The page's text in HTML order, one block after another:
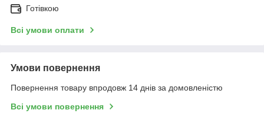
Готівкою
Всі умови оплати
Умови повернення
Повернення товару впродовж 14 днів за домовленістю
Всі умови повернення